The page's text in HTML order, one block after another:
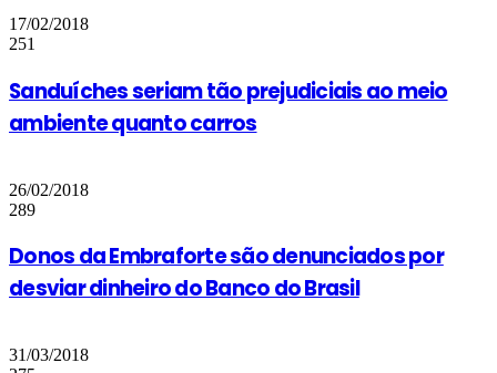
17/02/2018
251
Sanduíches seriam tão prejudiciais ao meio
ambiente quanto carros
26/02/2018
289
Donos da Embraforte são denunciados por
desviar dinheiro do Banco do Brasil
31/03/2018